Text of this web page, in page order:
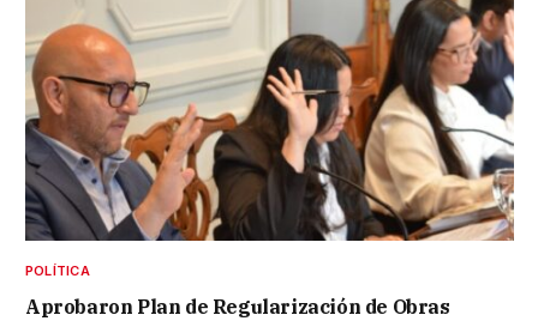
POLÍTICA
Aprobaron Plan de Regularización de Obras